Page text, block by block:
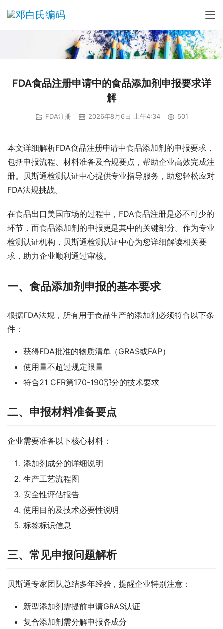
FDA食品注册申请中的食品添加剂申报要求详
解
FDA注册 2026年8月6日 上午4:34 501
本文详细解析FDA食品注册申请中食品添加剂的申报要求，
包括申报流程、材料准备及合规要点，帮助企业高效完成注
册。贝斯通检测认证中心提供专业指导服务，助您轻松应对
FDA法规挑战。
在食品出口美国市场的过程中，FDA食品注册是必不可少的
环节，而食品添加剂的申报更是其中的关键部分。作为专业
检测认证机构，贝斯通检测认证中心为您详细解读相关要
求，助力企业顺利通过审核。
一、食品添加剂申报的基本要求
根据FDA法规，所有用于食品生产的添加剂必须符合以下条
件：
获得FDA批准的物质清单（GRAS或FAP）
使用量不超过规定限量
符合21 CFR第170-190部分的技术要求
二、申报材料准备要点
企业需要准备以下核心材料：
添加剂成分的详细说明
生产工艺流程图
安全性评估报告
使用目的及技术必要性说明
标签标识信息
三、常见申报问题解析
贝斯通专家团队总结多年经验，提醒企业特别注意：
新型添加剂需提前申请GRAS认证
复合添加剂需分解申报各成分